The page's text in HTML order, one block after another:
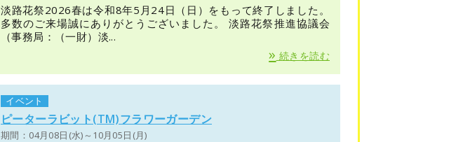
淡路花祭2026春は令和8年5月24日（日）をもって終了しました。
多数のご来場誠にありがとうございました。 淡路花祭推進協議会
（事務局：（一財）淡...
» 続きを読む
イベント
ピーターラビット(TM)フラワーガーデン
期間：04月08日(水)～10月05日(月)